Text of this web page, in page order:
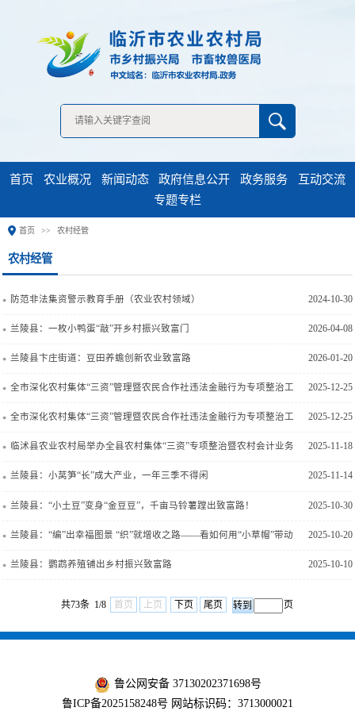
首页 农业概况 新闻动态 政府信息公开 政务服务
互动交流
专题专栏
首页 农村经管
2024-10-30
防范非法集资警示教育手册（农业农村领域）
2026-04-08
兰陵县：一枚小鸭蛋“敲”开乡村振兴致富门
2026-01-20
兰陵县卞庄街道：豆田养蟾创新农业致富路
2025-12-25
全市深化农村集体“三资”管理暨农民合作社违法金融行为专项整治工
作推进会召开 2025-12-25
全市深化农村集体“三资”管理暨农民合作社违法金融行为专项整治工
作推进会召开 2025-11-18
临沭县农业农村局举办全县农村集体“三资”专项整治暨农村会计业务
培训会议 2025-11-14
兰陵县：小莴笋“长”成大产业，一年三季不得闲
2025-10-30
兰陵县：“小土豆”变身“金豆豆”，千亩马铃薯蹚出致富路！
2025-10-20
兰陵县：“编”出幸福图景 “织”就增收之路——看如何用“小草帽”带动
“大民生” 2025-10-10
兰陵县：鹦鹉养殖铺出乡村振兴致富路
共73条 1/8 首页 上页 下页 尾页 页
鲁公网安备 37130202371698号
鲁ICP备2025158248号 网站标识码：3713000021